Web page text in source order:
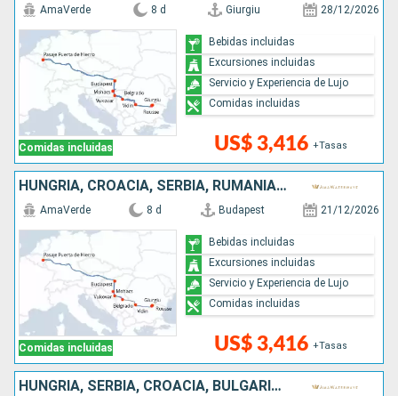
Comidas incluidas
AmaVerde 8 d Giurgiu 28/12/2026
US$ 3,416 +Tasas
Bebidas incluidas
Excursiones incluidas
Servicio y Experiencia de Lujo
Comidas incluidas
HUNGRÍA, CROACIA, SERBIA, RUMANIA, BULGARIA
Comidas incluidas
AmaVerde 8 d Budapest 21/12/2026
US$ 3,416 +Tasas
Bebidas incluidas
Excursiones incluidas
Servicio y Experiencia de Lujo
Comidas incluidas
HUNGRÍA, SERBIA, CROACIA, BULGARIA, RUMANIA